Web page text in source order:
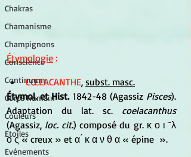
Chakras
Chamanisme
Champignons
Conscience
Continuum
Corps humain
Couleurs
Etoiles
Evénements
Étymologie :
CŒLACANTHE, subst. masc.
Étymol. et Hist. 1842-48 (Agassiz Pisces).
Adaptation du lat. sc. coelacanthus
(Agassiz, loc. cit.) composé du gr. κ ο ι ̃ λ
ο ς « creux » et α ́ κ α ν θ α « épine  ».